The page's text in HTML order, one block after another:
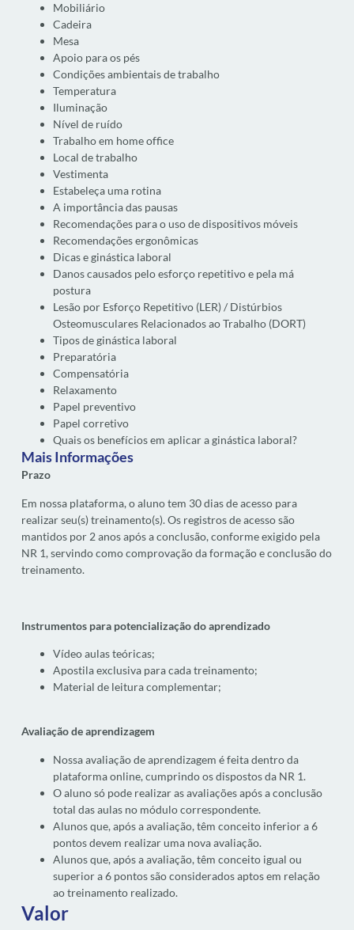
Mobiliário
Cadeira
Mesa
Apoio para os pés
Condições ambientais de trabalho
Temperatura
Iluminação
Nível de ruído
Trabalho em home office
Local de trabalho
Vestimenta
Estabeleça uma rotina
A importância das pausas
Recomendações para o uso de dispositivos móveis
Recomendações ergonômicas
Dicas e ginástica laboral
Danos causados pelo esforço repetitivo e pela má
postura
Lesão por Esforço Repetitivo (LER) / Distúrbios
Osteomusculares Relacionados ao Trabalho (DORT)
Tipos de ginástica laboral
Preparatória
Compensatória
Relaxamento
Papel preventivo
Papel corretivo
Quais os benefícios em aplicar a ginástica laboral?
Mais Informações
Prazo
Em nossa plataforma, o aluno tem 30 dias de acesso para
realizar seu(s) treinamento(s). Os registros de acesso são
mantidos por 2 anos após a conclusão, conforme exigido pela
NR 1, servindo como comprovação da formação e conclusão do
treinamento.
Instrumentos para potencialização do aprendizado
Vídeo aulas teóricas;
Apostila exclusiva para cada treinamento;
Material de leitura complementar;
Avaliação de aprendizagem
Nossa avaliação de aprendizagem é feita dentro da
plataforma online, cumprindo os dispostos da NR 1.
O aluno só pode realizar as avaliações após a conclusão
total das aulas no módulo correspondente.
Alunos que, após a avaliação, têm conceito inferior a 6
pontos devem realizar uma nova avaliação.
Alunos que, após a avaliação, têm conceito igual ou
superior a 6 pontos são considerados aptos em relação
ao treinamento realizado.
Valor